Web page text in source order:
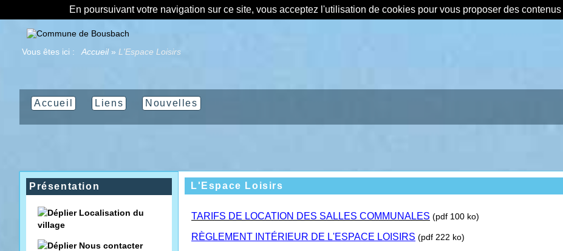
En poursuivant votre navigation sur ce site, vous acceptez l'utilisation de cookies pour vous proposer des
Vous êtes ici : Accueil » L'Espace Loisirs
Accueil Liens Nouvelles
Présentation
Localisation du
village
Nous contacter
L'Espace Loisirs
TARIFS DE LOCATION DES SALLES COMMUNALES (pdf 100 ko)
RÈGLEMENT INTÉRIEUR DE L'ESPACE LOISIRS (pdf 222 ko)